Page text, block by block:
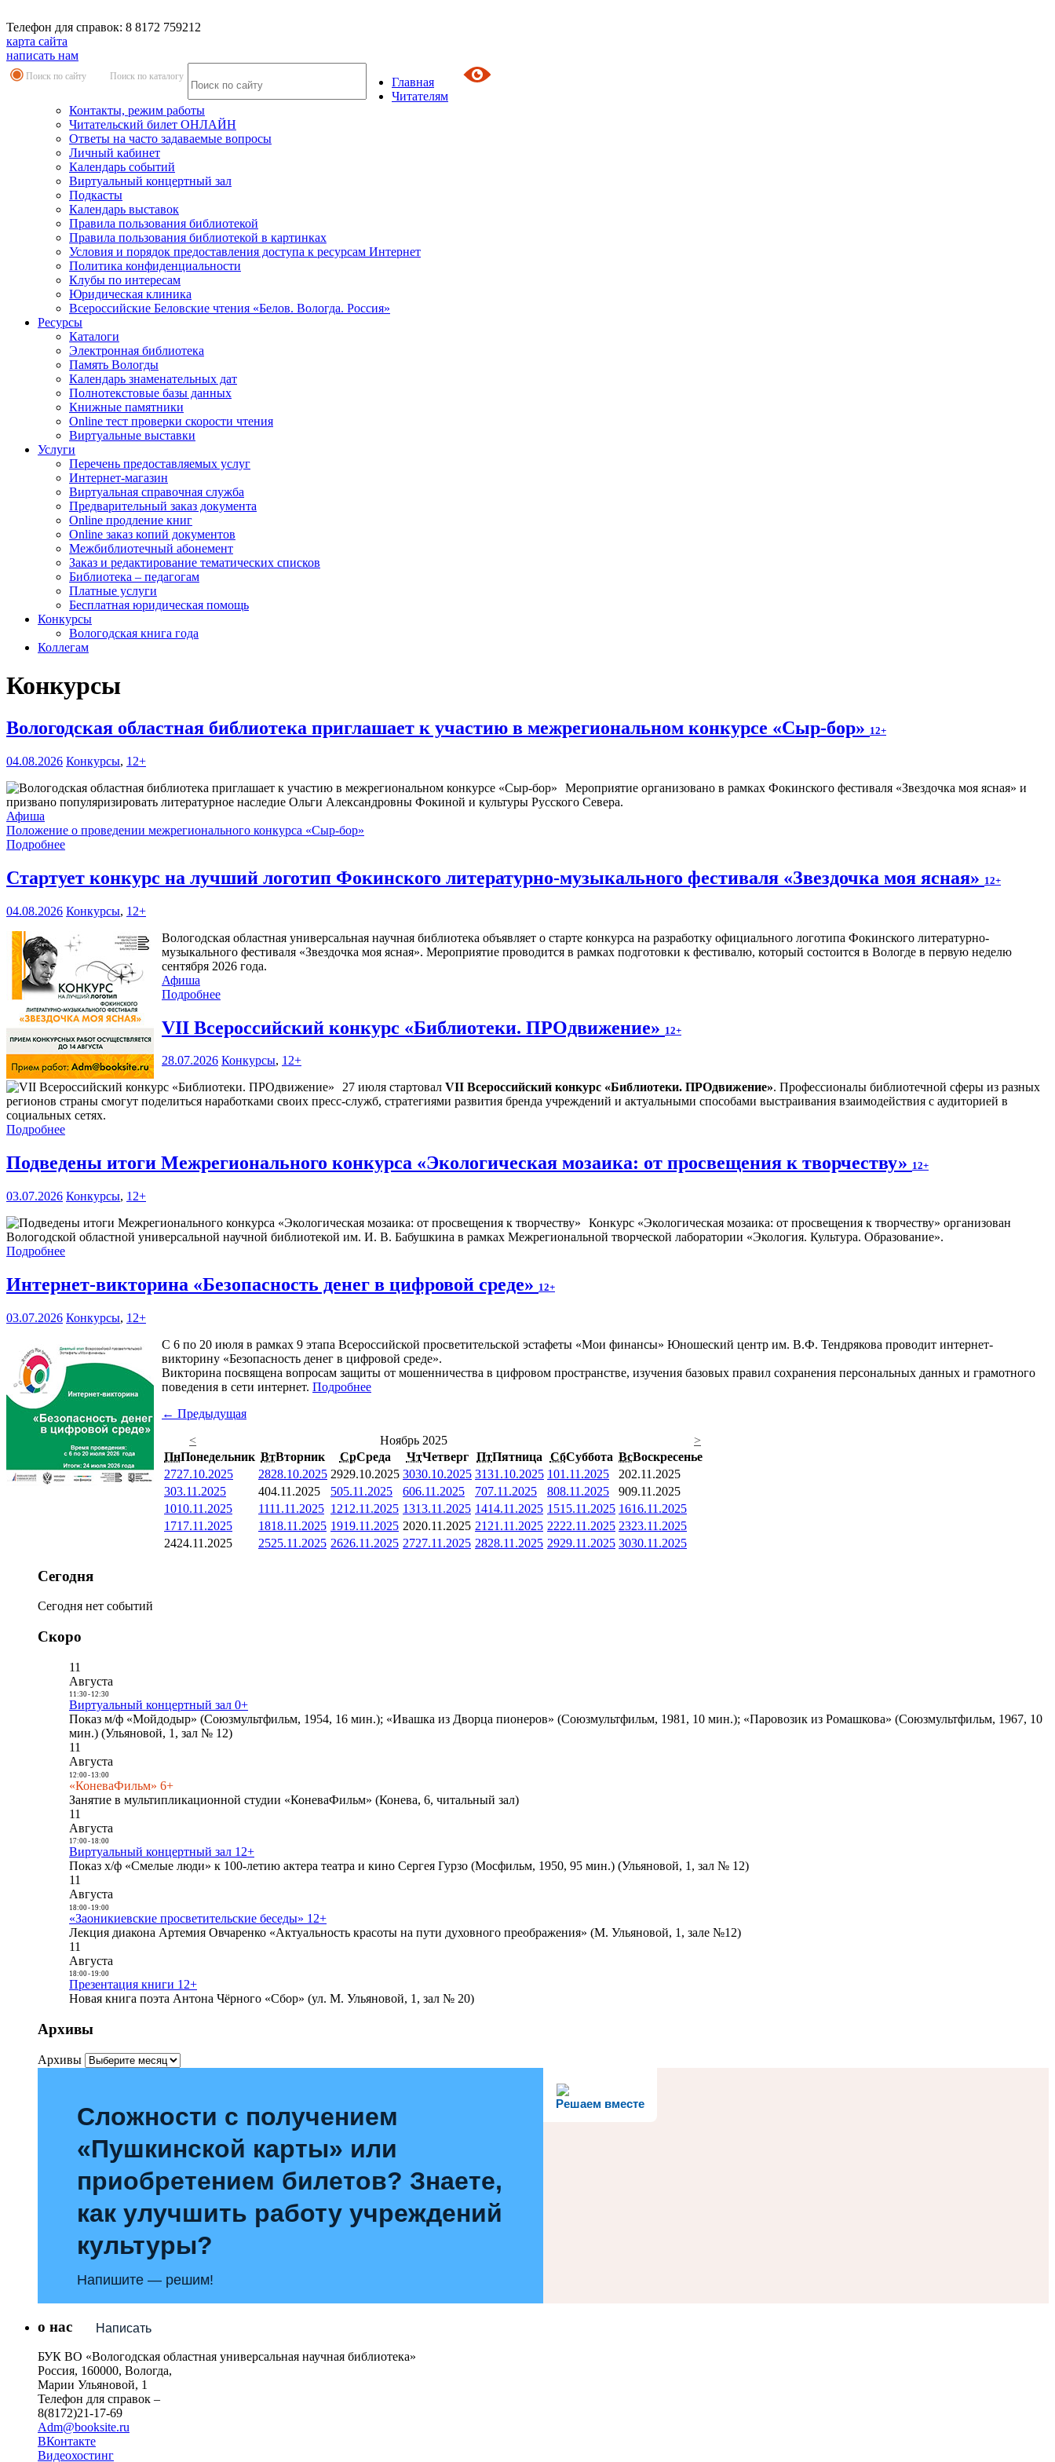
Телефон для справок: 8 8172 759212
карта сайта
написать нам
Поиск по сайту Поиск по каталогу
Главная
Читателям
Контакты, режим работы
Читательский билет ОНЛАЙН
Ответы на часто задаваемые вопросы
Личный кабинет
Календарь событий
Виртуальный концертный зал
Подкасты
Календарь выставок
Правила пользования библиотекой
Правила пользования библиотекой в картинках
Условия и порядок предоставления доступа к ресурсам Интернет
Политика конфиденциальности
Клубы по интересам
Юридическая клиника
Всероссийские Беловские чтения «Белов. Вологда. Россия»
Ресурсы
Каталоги
Электронная библиотека
Память Вологды
Календарь знаменательных дат
Полнотекстовые базы данных
Книжные памятники
Online тест проверки скорости чтения
Виртуальные выставки
Услуги
Перечень предоставляемых услуг
Интернет-магазин
Виртуальная справочная служба
Предварительный заказ документа
Online продление книг
Online заказ копий документов
Межбиблиотечный абонемент
Заказ и редактирование тематических списков
Библиотека – педагогам
Платные услуги
Бесплатная юридическая помощь
Конкурсы
Вологодская книга года
Коллегам
Конкурсы
Вологодская областная библиотека приглашает к участию в межрегиональном конкурсе «Сыр-бор» 12+
04.08.2026 Конкурсы, 12+
Мероприятие организовано в рамках Фокинского фестиваля «Звездочка моя ясная» и
призвано популяризировать литературное наследие Ольги Александровны Фокиной и культуры Русского Севера.
Афиша
Положение о проведении межрегионального конкурса «Сыр-бор»
Подробнее
Стартует конкурс на лучший логотип Фокинского литературно-музыкального фестиваля «Звездочка моя ясная» 12+
04.08.2026 Конкурсы, 12+
Вологодская областная универсальная научная библиотека объявляет о старте конкурса на разработку официального логотипа Фокинского литературно-
музыкального фестиваля «Звездочка моя ясная». Мероприятие проводится в рамках подготовки к фестивалю, который состоится в Вологде в первую неделю
сентября 2026 года.
Афиша
Подробнее
VII Всероссийский конкурс «Библиотеки. ПРОдвижение» 12+
28.07.2026 Конкурсы, 12+
27 июля стартовал VII Всероссийский конкурс «Библиотеки. ПРОдвижение». Профессионалы библиотечной сферы из разных
регионов страны смогут поделиться наработками своих пресс-служб, стратегиями развития бренда учреждений и актуальными способами выстраивания взаимодействия с аудиторией в
социальных сетях.
Подробнее
Подведены итоги Межрегионального конкурса «Экологическая мозаика: от просвещения к творчеству» 12+
03.07.2026 Конкурсы, 12+
Конкурс «Экологическая мозаика: от просвещения к творчеству» организован
Вологодской областной универсальной научной библиотекой им. И. В. Бабушкина в рамках Межрегиональной творческой лаборатории «Экология. Культура. Образование».
Подробнее
Интернет-викторина «Безопасность денег в цифровой среде» 12+
03.07.2026 Конкурсы, 12+
С 6 по 20 июля в рамках 9 этапа Всероссийской просветительской эстафеты «Мои финансы» Юношеский центр им. В.Ф. Тендрякова проводит интернет-
викторину «Безопасность денег в цифровой среде».
Викторина посвящена вопросам защиты от мошенничества в цифровом пространстве, изучения базовых правил сохранения персональных данных и грамотного
поведения в сети интернет. Подробнее
← Предыдущая
<
Ноябрь 2025
>
ПнПонедельник ВтВторник СрСреда ЧтЧетверг ПтПятница СбСуббота ВсВоскресенье
2727.10.2025 2828.10.2025 2929.10.2025 3030.10.2025 3131.10.2025 101.11.2025 202.11.2025
303.11.2025 404.11.2025 505.11.2025 606.11.2025 707.11.2025 808.11.2025 909.11.2025
1010.11.2025 1111.11.2025 1212.11.2025 1313.11.2025 1414.11.2025 1515.11.2025 1616.11.2025
1717.11.2025 1818.11.2025 1919.11.2025 2020.11.2025 21 21.11.2025 2222.11.2025 2323.11.2025
2424.11.2025 2525.11.2025 2626.11.2025 2727.11.2025 2828.11.2025 2929.11.2025 3030.11.2025
Сегодня
Сегодня нет событий
Скоро
11
Августа
11:30- 12:30
Виртуальный концертный зал 0+
Показ м/ф «Мойдодыр» (Союзмультфильм, 1954, 16 мин.); «Ивашка из Дворца пионеров» (Союзмультфильм, 1981, 10 мин.); «Паровозик из Ромашкова» (Союзмультфильм, 1967, 10
мин.) (Ульяновой, 1, зал № 12)
11
Августа
12:00- 13:00
«КоневаФильм» 6+
Занятие в мультипликационной студии «КоневаФильм» (Конева, 6, читальный зал)
11
Августа
17:00- 18:00
Виртуальный концертный зал 12+
Показ х/ф «Смелые люди» к 100-летию актера театра и кино Сергея Гурзо (Мосфильм, 1950, 95 мин.) (Ульяновой, 1, зал № 12)
11
Августа
18:00- 19:00
«Заоникиевские просветительские беседы» 12+
Лекция диакона Артемия Овчаренко «Актуальность красоты на пути духовного преображения» (М. Ульяновой, 1, зале №12)
11
Августа
18:00- 19:00
Презентация книги 12+
Новая книга поэта Антона Чёрного «Сбор» (ул. М. Ульяновой, 1, зал № 20)
Архивы
Архивы
Решаем вместе
Сложности с получением
«Пушкинской карты» или
приобретением билетов? Знаете,
как улучшить работу учреждений
культуры?
Напишите — решим!
Написать
о нас
БУК ВО «Вологодская областная универсальная научная библиотека»
Россия, 160000, Вологда,
Марии Ульяновой, 1
Телефон для справок –
8(8172)21-17-69
Adm@booksite.ru
ВКонтакте
Видеохостинг